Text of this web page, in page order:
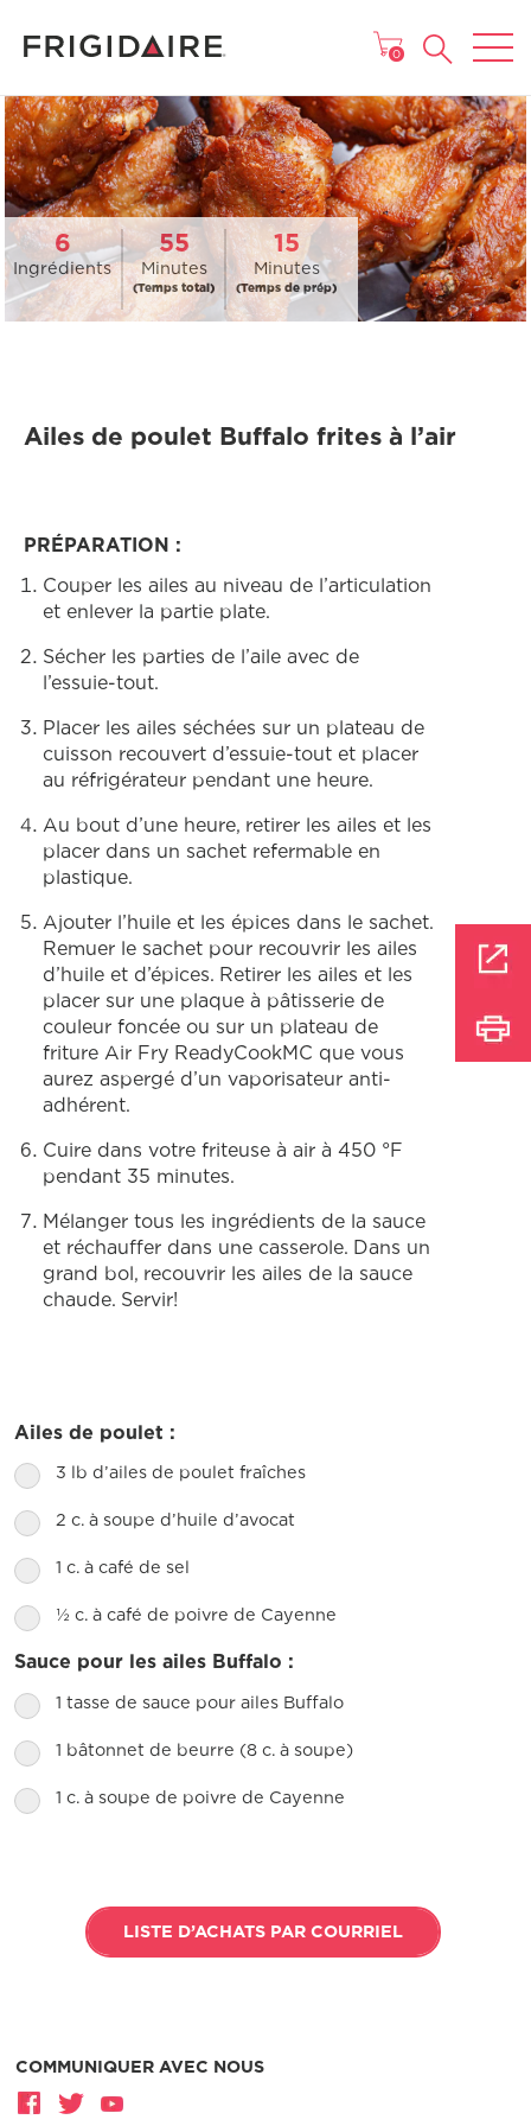
MENU
0
6
Ingrédients
55
Minutes
(Temps total)
15
Minutes
(Temps de prép)
Ailes de poulet Buffalo frites à l’air
PRÉPARATION :
Couper les ailes au niveau de l’articulation
et enlever la partie plate.
Sécher les parties de l’aile avec de
l’essuie-tout.
Placer les ailes séchées sur un plateau de
cuisson recouvert d’essuie-tout et placer
au réfrigérateur pendant une heure.
Au bout d’une heure, retirer les ailes et les
placer dans un sachet refermable en
plastique.
Ajouter l’huile et les épices dans le sachet.
Remuer le sachet pour recouvrir les ailes
d’huile et d’épices. Retirer les ailes et les
placer sur une plaque à pâtisserie de
couleur foncée ou sur un plateau de
friture Air Fry ReadyCookMC que vous
aurez aspergé d’un vaporisateur anti-
adhérent.
Cuire dans votre friteuse à air à 450 °F
pendant 35 minutes.
Mélanger tous les ingrédients de la sauce
et réchauffer dans une casserole. Dans un
grand bol, recouvrir les ailes de la sauce
chaude. Servir!
Ailes de poulet :
3 lb d’ailes de poulet fraîches
2 c. à soupe d’huile d’avocat
1 c. à café de sel
½ c. à café de poivre de Cayenne
Sauce pour les ailes Buffalo :
1 tasse de sauce pour ailes Buffalo
1 bâtonnet de beurre (8 c. à soupe)
1 c. à soupe de poivre de Cayenne
LISTE D’ACHATS PAR COURRIEL
COMMUNIQUER AVEC NOUS